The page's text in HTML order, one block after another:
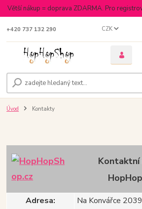
Větší nákup = doprava ZDARMA. Pro
CZK
+420 737 132 290
Úvod Kontakty
Kontaktní
Adresa:
Na Konvářce